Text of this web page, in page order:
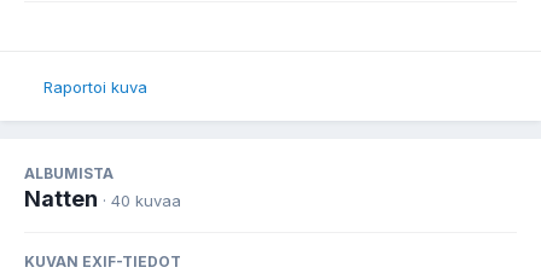
Raportoi kuva
ALBUMISTA
Natten · 40 kuvaa
KUVAN EXIF-TIEDOT